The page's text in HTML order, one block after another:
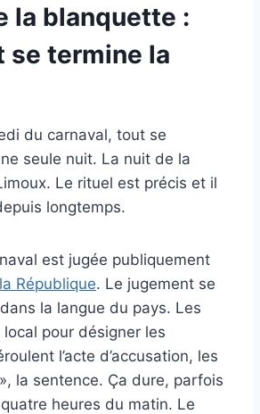
la blanquette :
se termine la
du carnaval, tout se
seule nuit. La nuit de la
Le rituel est précis et il
longtemps.
est jugée publiquement
République. Le jugement se
la langue du pays. Les
pour désigner les
l’acte d’accusation, les
la sentence. Ça dure, parfois
quatre heures du matin. Le